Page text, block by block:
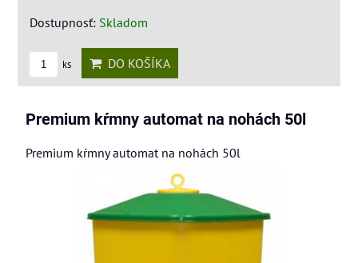
Dostupnosť: Skladom
ks DO KOŠÍKA
Premium kŕmny automat na nohách 50l
Premium kŕmny automat na nohách 50l